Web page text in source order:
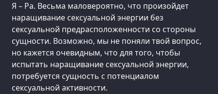
Я – Ра. Весьма маловероятно, что произойдет
наращивание сексуальной энергии без
сексуальной предрасположенности со стороны
сущности. Возможно, мы не поняли твой вопрос,
но кажется очевидным, что для того, чтобы
испытать наращивание сексуальной энергии,
потребуется сущность с потенциалом
сексуальной активности.